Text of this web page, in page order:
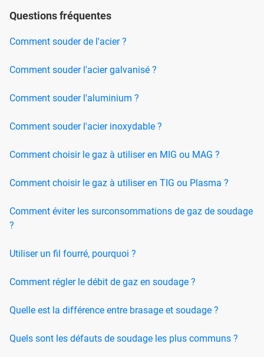
Questions fréquentes
Comment souder de l'acier ?
Comment souder l'acier galvanisé ?
Comment souder l'aluminium ?
Comment souder l'acier inoxydable ?
Comment choisir le gaz à utiliser en MIG ou MAG ?
Comment choisir le gaz à utiliser en TIG ou Plasma ?
Comment éviter les surconsommations de gaz de soudage
?
Utiliser un fil fourré, pourquoi ?
Comment régler le débit de gaz en soudage ?
Quelle est la différence entre brasage et soudage ?
Quels sont les défauts de soudage les plus communs ?